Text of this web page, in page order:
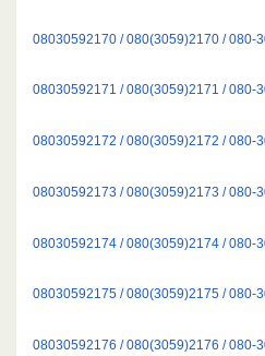
08030592170 / 080(3059)2170 / 080-
08030592171 / 080(3059)2171 / 080-
08030592172 / 080(3059)2172 / 080-
08030592173 / 080(3059)2173 / 080-
08030592174 / 080(3059)2174 / 080-
08030592175 / 080(3059)2175 / 080-
08030592176 / 080(3059)2176 / 080-